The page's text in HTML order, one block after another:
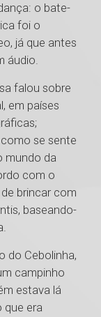
o bate-
foi o
já que antes
áudio.
falou sobre
em países
se sente
mundo da
com o
brincar com
baseando-
do Cebolinha,
campinho
estava lá
que era